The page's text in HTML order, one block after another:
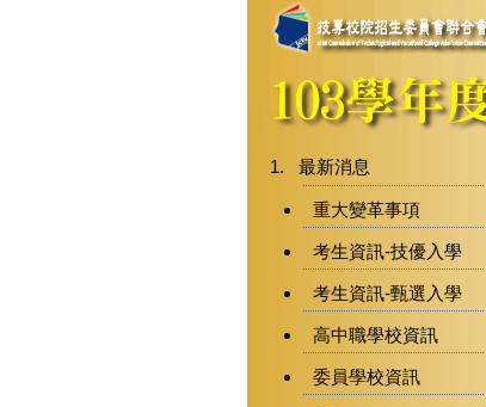
最新消息
重大變革事項
考生資訊-技優入學
考生資訊-甄選入學
高中職學校資訊
委員學校資訊